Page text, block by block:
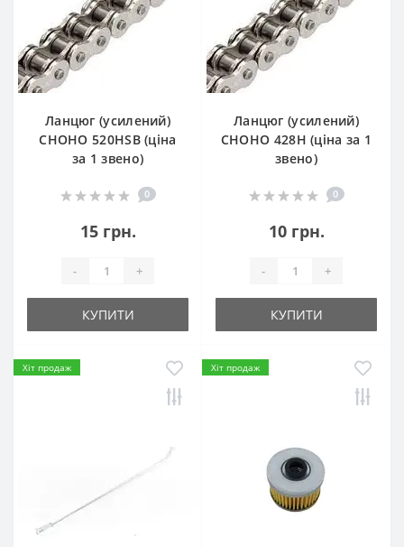
Ланцюг (усилений)
СHOHO 520HSB (ціна
за 1 звено)
0
15 грн.
- +
КУПИТИ
Ланцюг (усилений)
СHOHO 428H (ціна за 1
звено)
0
10 грн.
- +
КУПИТИ
Хіт продаж Хіт продаж